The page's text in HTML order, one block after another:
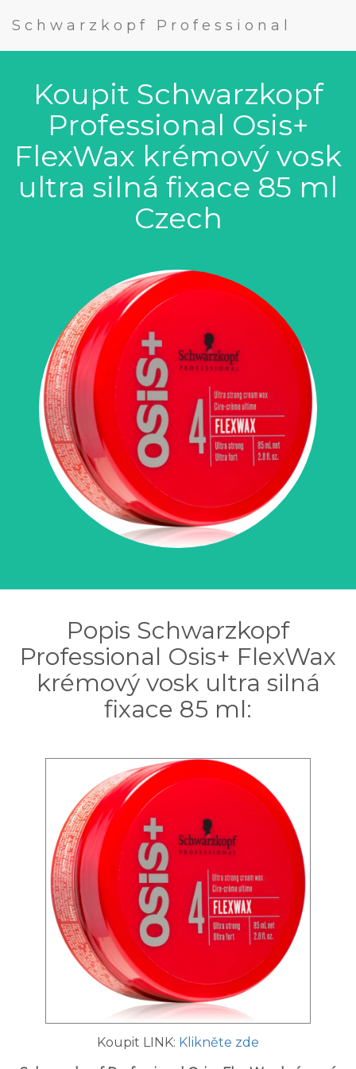
Schwarzkopf Professional
Koupit Schwarzkopf
Professional Osis+
FlexWax krémový vosk
ultra silná fixace 85 ml
Czech
Popis Schwarzkopf
Professional Osis+ FlexWax
krémový vosk ultra silná
fixace 85 ml:
Koupit LINK: Klikněte zde